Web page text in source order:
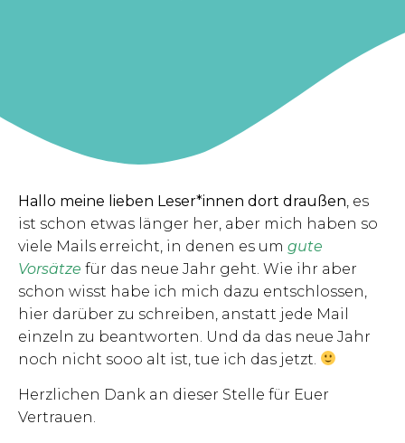
Hallo meine lieben Leser*innen dort draußen , es
ist schon etwas länger her, aber mich haben so
viele Mails erreicht, in denen es um gute
Vorsätze für das neue Jahr geht. Wie ihr aber
schon wisst habe ich mich dazu entschlossen,
hier darüber zu schreiben, anstatt jede Mail
einzeln zu beantworten. Und da das neue Jahr
noch nicht sooo alt ist, tue ich das jetzt.
Herzlichen Dank an dieser Stelle für Euer
Vertrauen.